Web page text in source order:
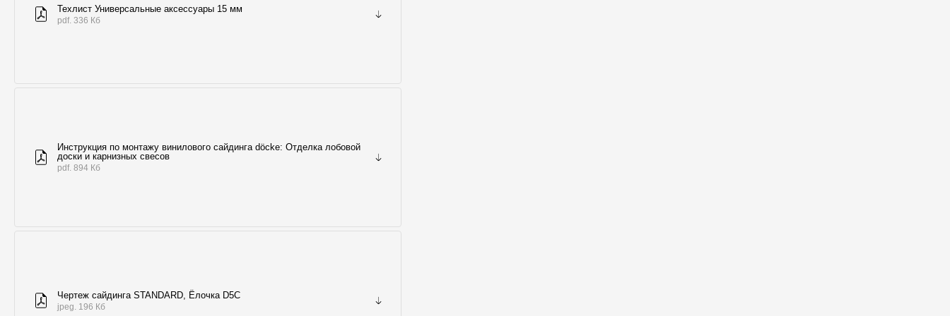
Техлист Универсальные аксессуары 15 мм
pdf. 336 Кб
Инструкция по монтажу винилового сайдинга döcke: Отделка лобовой
доски и карнизных свесов
pdf. 894 Кб
Чертеж сайдинга STANDARD, Ёлочка D5C
jpeg. 196 Кб